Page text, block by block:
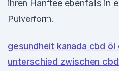
ihren Hanftee ebenfalls in
Pulverform.
gesundheit kanada cbd öl
unterschied zwischen